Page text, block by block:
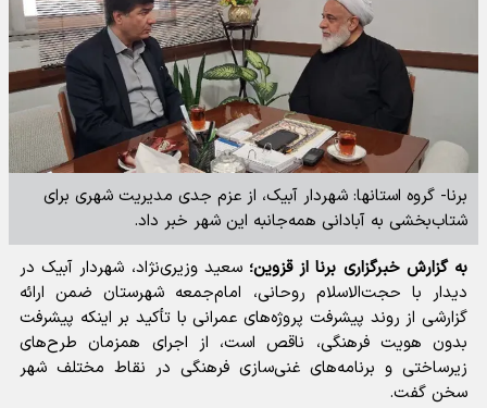
برنا- گروه استانها: شهردار آبیک، از عزم جدی مدیریت شهری برای
شتاب‌بخشی به آبادانی همه‌جانبه این شهر خبر داد.
به گزارش خبرگزاری برنا از قزوین؛سعید وزیری‌نژاد، شهردار آبیک در
دیدار با حجت‌الاسلام روحانی، امام‌جمعه شهرستان ضمن ارائه
گزارشی از روند پیشرفت پروژه‌های عمرانی با تأکید بر اینکه پیشرفت
بدون هویت فرهنگی، ناقص است، از اجرای همزمان طرح‌های
زیرساختی و برنامه‌های غنی‌سازی فرهنگی در نقاط مختلف شهر
سخن گفت.